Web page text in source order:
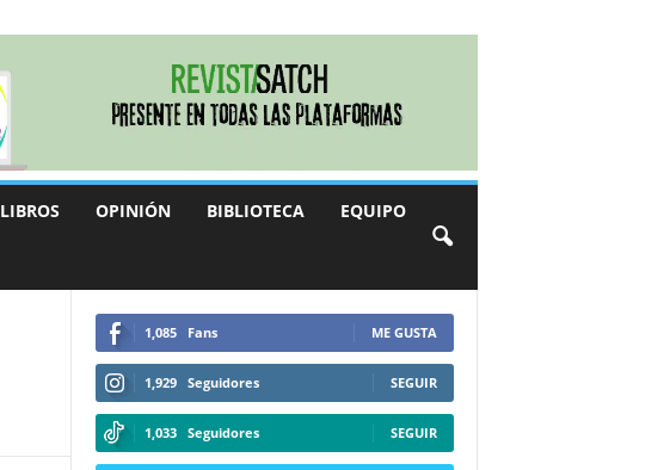
LIBROS OPINIÓN BIBLIOTECA EQUIPO
1,085 Fans ME GUSTA
1,929 Seguidores SEGUIR
1,033 Seguidores SEGUIR